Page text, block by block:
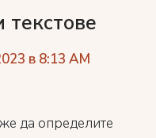
текстове
в 8:13 AM
да определите